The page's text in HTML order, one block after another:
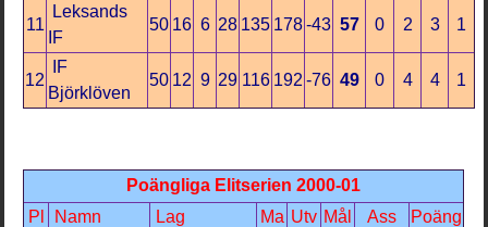
11
Leksands
IF
50 16 6 28 135 178 -43 57 0 2 3 1
12
IF
Björklöven
50 12 9 29 116 192 -76 49 0 4 4 1
Poängliga Elitserien 2000-01
Pl
Namn Lag Ma Utv Mål Ass Poäng